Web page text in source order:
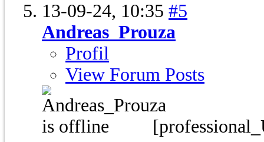
13-09-24, 10:35 #5
Andreas_Prouza
Profil
View Forum Posts